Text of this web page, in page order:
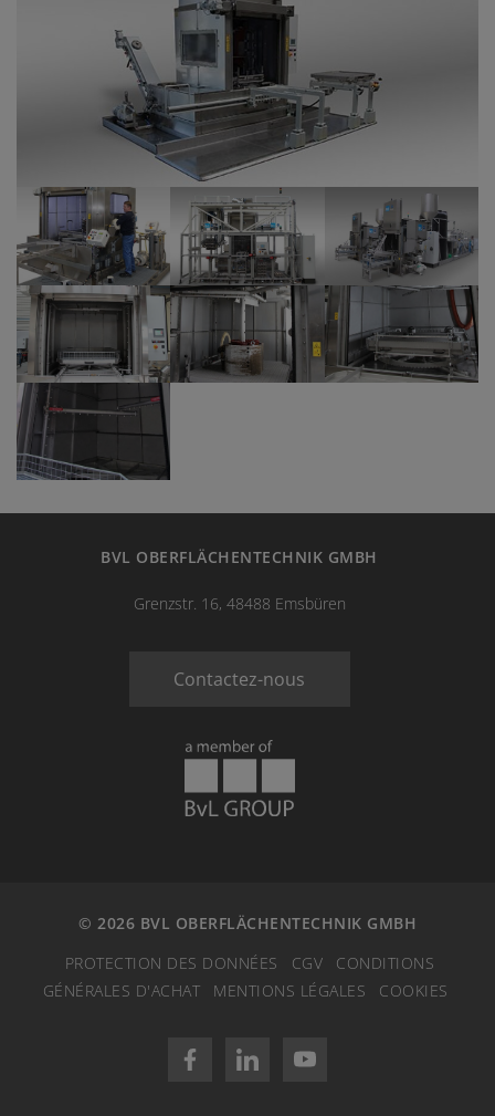
BVL OBERFLÄCHENTECHNIK GMBH
Grenzstr. 16, 48488 Emsbüren
Contactez-nous
© 2026 BVL OBERFLÄCHENTECHNIK GMBH
PROTECTION DES DONNÉES
CGV
CONDITIONS
GÉNÉRALES D'ACHAT
MENTIONS LÉGALES COOKIES